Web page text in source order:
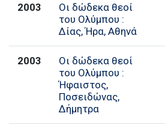
2003
Οι δώδεκα θεοί
του Ολύμπου :
Δίας, Ήρα, Αθηνά
2003
Οι δώδεκα θεοί
του Ολύμπου :
Ήφαιστος,
Ποσειδώνας,
Δήμητρα